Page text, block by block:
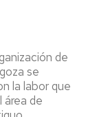
de
se
la labor que
área de